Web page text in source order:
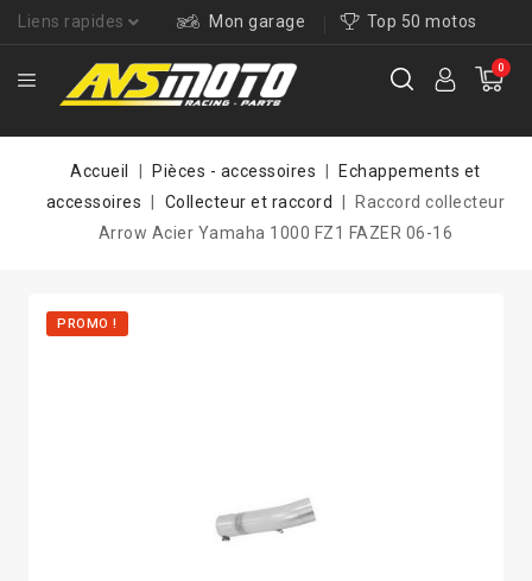
Liens rapides Mon garage Top 50 motos
0
Accueil Pièces - accessoires
Echappements et
accessoires
Collecteur et raccord
Raccord collecteur
Arrow Acier Yamaha 1000 FZ1 FAZER 06-16
PROMO !